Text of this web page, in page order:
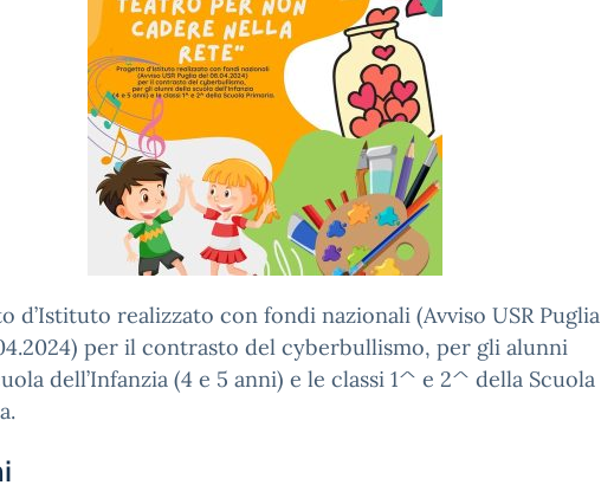
d’Istituto realizzato con fondi nazionali (Avviso USR Puglia
per il contrasto del cyberbullismo, per gli alunni
dell’Infanzia (4 e 5 anni) e le classi 1^ e 2^ della Scuola